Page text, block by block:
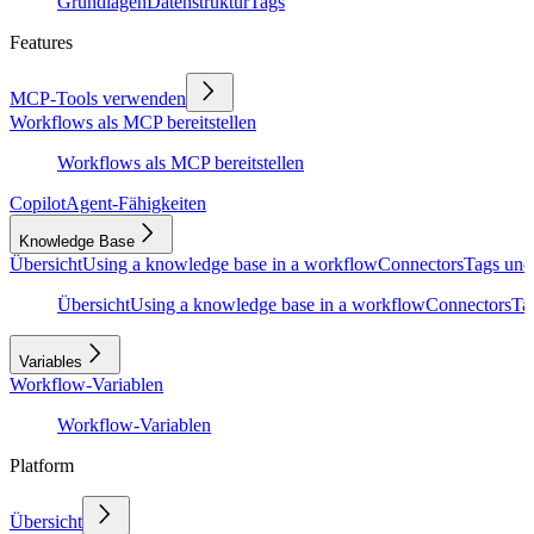
Features
MCP-Tools verwenden
Workflows als MCP bereitstellen
Workflows als MCP bereitstellen
CopilotAgent-Fähigkeiten
Knowledge Base
ÜbersichtUsing a knowledge base in a workflowConnectorsTags
ÜbersichtUsing a knowledge base in a workflowConnectors
Variables
Workflow-Variablen
Workflow-Variablen
Platform
Übersicht